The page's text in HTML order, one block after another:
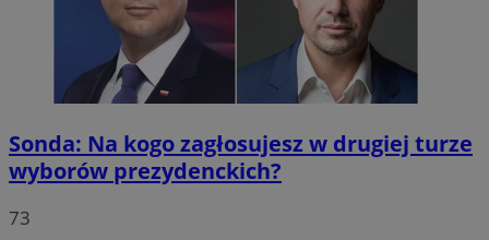
Sonda: Na kogo zagłosujesz w drugiej turze
wyborów prezydenckich?
73